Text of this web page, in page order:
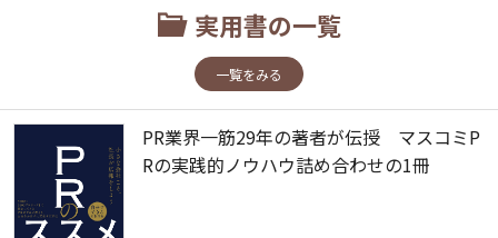
実用書の一覧
一覧をみる
PR業界一筋29年の著者が伝授 マスコミP
Rの実践的ノウハウ詰め合わせの1冊